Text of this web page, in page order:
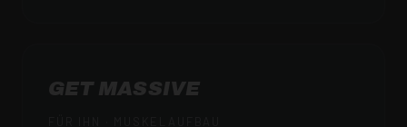
GET MASSIVE